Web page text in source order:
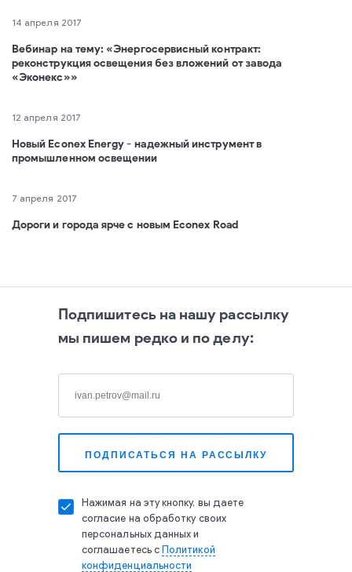
14 апреля 2017
Вебинар на тему: «Энергосервисный контракт:
реконструкция освещения без вложений от завода
«Эконекс»»
12 апреля 2017
Новый Econex Energy - надежный инструмент в
промышленном освещении
7 апреля 2017
Дороги и города ярче с новым Econex Road
Подпишитесь на нашу рассылку
мы пишем редко и по делу:
Нажимая на эту кнопку, вы даете
согласие на обработку своих
персональных данных и
соглашаетесь с Политикой
конфиденциальности